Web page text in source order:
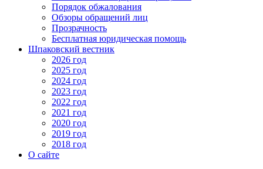
Порядок обжалования
Обзоры обращений лиц
Прозрачность
Бесплатная юридическая помощь
Шпаковский вестник
2026 год
2025 год
2024 год
2023 год
2022 год
2021 год
2020 год
2019 год
2018 год
О сайте